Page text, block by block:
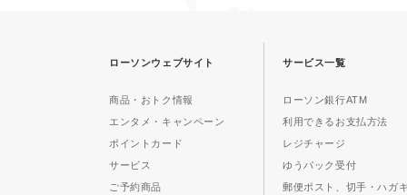
ローソンウェブサイト
商品・おトク情報
エンタメ・キャンペーン
ポイントカード
サービス
ご予約商品
サービス一覧
ローソン銀行ATM
利用できるお支払方法
レジチャージ
ゆうパック受付
郵便ポスト、切手・ハガ